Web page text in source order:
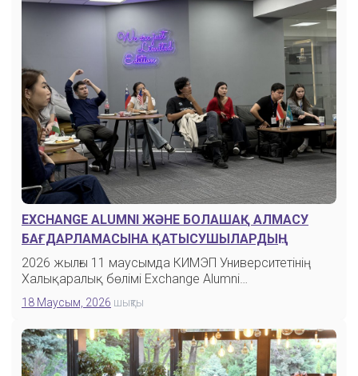
EXCHANGE ALUMNI ЖӘНЕ БОЛАШАҚ АЛМАСУ
БАҒДАРЛАМАСЫНА ҚАТЫСУШЫЛАРДЫҢ
КЕЗДЕСУІ
2026 жылғы 11 маусымда КИМЭП Университетінің
Халықаралық бөлімі Exchange Alumni…
18 Маусым, 2026 шықты